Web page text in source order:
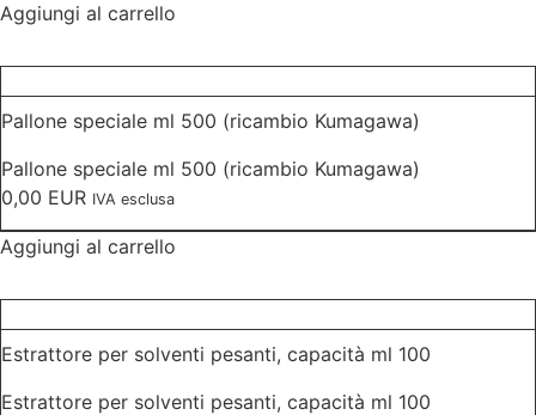
Aggiungi al carrello
Pallone speciale ml 500 (ricambio Kumagawa)
Pallone speciale ml 500 (ricambio Kumagawa)
0,00 EUR IVA esclusa
Aggiungi al carrello
Estrattore per solventi pesanti, capacità ml 100
Estrattore per solventi pesanti, capacità ml 100